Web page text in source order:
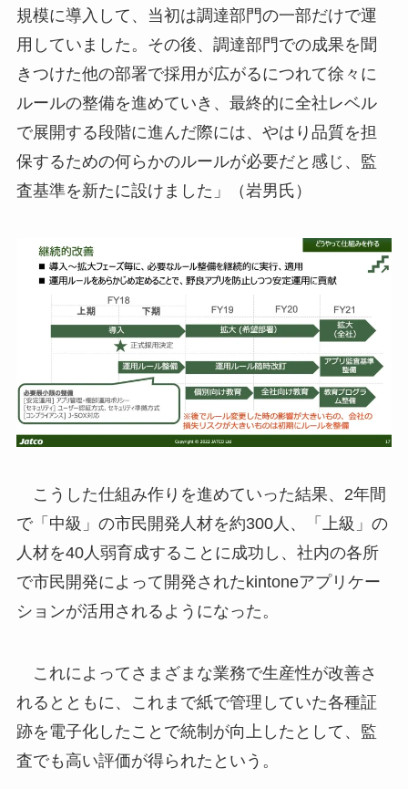
規模に導入して、当初は調達部門の一部だけで運
用していました。その後、調達部門での成果を聞
きつけた他の部署で採用が広がるにつれて徐々に
ルールの整備を進めていき、最終的に全社レベル
で展開する段階に進んだ際には、やはり品質を担
保するための何らかのルールが必要だと感じ、監
査基準を新たに設けました」（岩男氏）
こうした仕組み作りを進めていった結果、2年間
で「中級」の市民開発人材を約300人、「上級」の
人材を40人弱育成することに成功し、社内の各所
で市民開発によって開発されたkintoneアプリケー
ションが活用されるようになった。
これによってさまざまな業務で生産性が改善さ
れるとともに、これまで紙で管理していた各種証
跡を電子化したことで統制が向上したとして、監
査でも高い評価が得られたという。